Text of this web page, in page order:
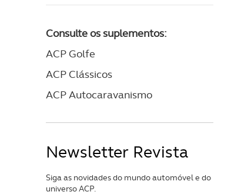
Consulte os suplementos:
ACP Golfe
ACP Clássicos
ACP Autocaravanismo
Newsletter Revista
Siga as novidades do mundo automóvel e do
universo ACP.